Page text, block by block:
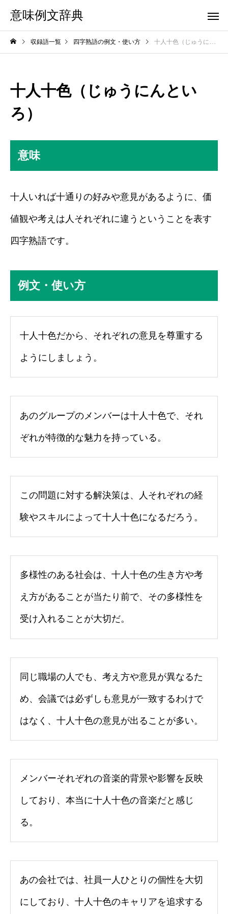
意味例文辞典
収録語一覧 四字熟語の例文・使い方 十人十色（じゅうにんといろ）
十人十色（じゅうにんとい
ろ）
意味
十人いれば十通りの好みや意見があるように、価
値観や考えは人それぞれに違うということを表す
四字熟語です。
例文・使い方
十人十色だから、それぞれの意見を尊重する
ようにしましょう。
あのグループのメンバーは十人十色で、それ
ぞれが特徴的な魅力を持っている。
この問題に対する解決策は、人それぞれの経
験やスキルによって十人十色になるだろう。
多様性のある社会は、十人十色の生き方や考
え方があることが当たり前で、その多様性を
受け入れることが大切だ。
同じ職場の人でも、考え方や意見が異なるた
め、会議では必ずしも意見が一致するわけで
はなく、十人十色の意見が出ることが多い。
メンバーそれぞれの音楽的背景や影響を反映
しており、本当に十人十色の音楽だと感じ
る。
あの会社では、社員一人ひとりの個性を大切
にしており、十人十色のキャリアを追求する